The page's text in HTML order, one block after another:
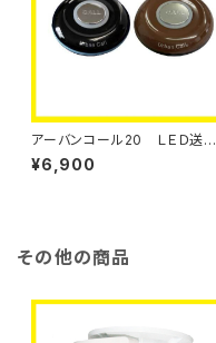
アーバンコール20 ＬＥＤ送信
ボタン【単品】
¥6,900
その他の商品